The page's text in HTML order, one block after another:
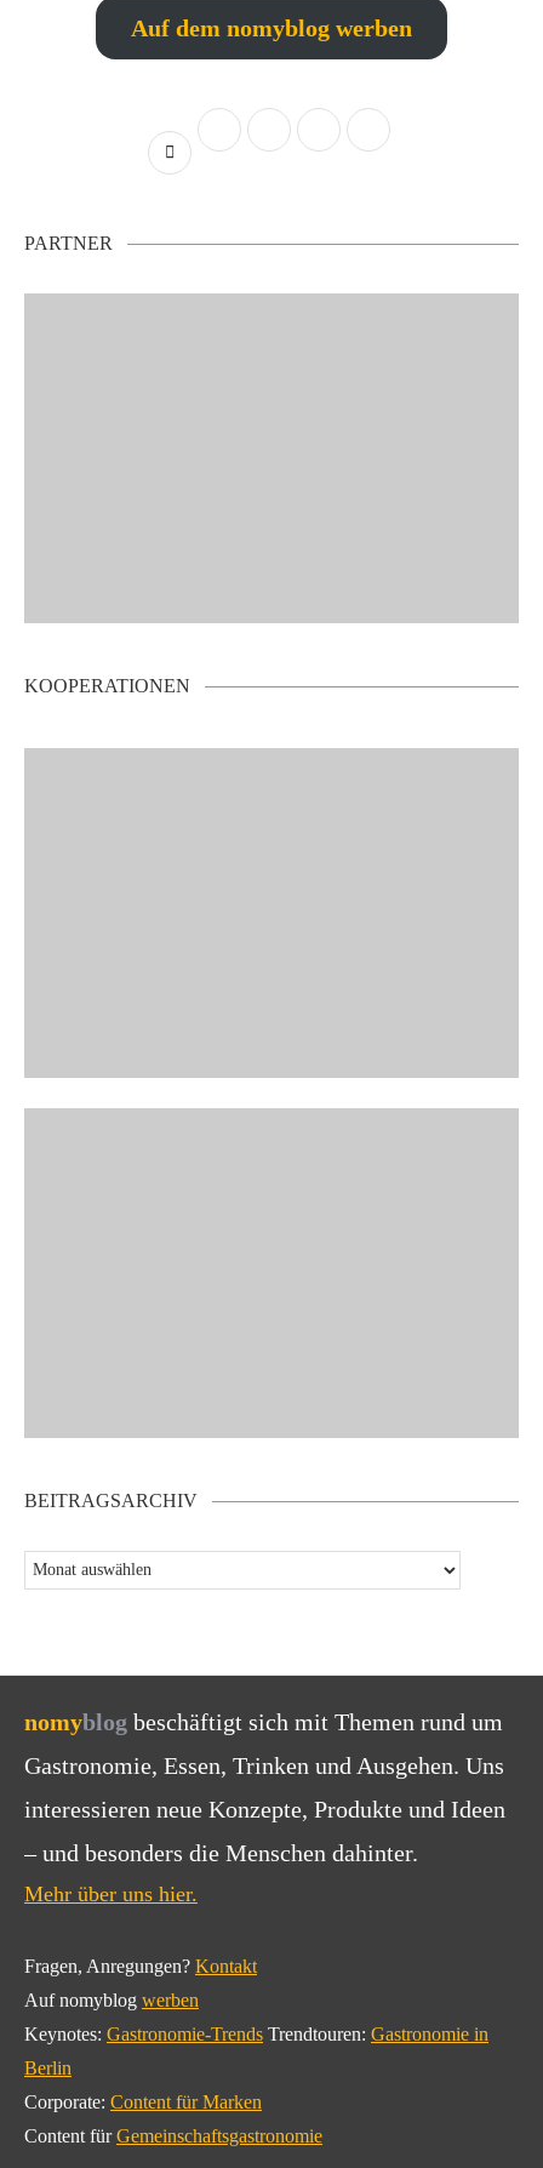
Auf dem nomyblog werben
PARTNER
KOOPERATIONEN
BEITRAGSARCHIV
nomyblog beschäftigt sich mit Themen rund um
Gastronomie, Essen, Trinken und Ausgehen. Uns
interessieren neue Konzepte, Produkte und Ideen
– und besonders die Menschen dahinter.
Mehr über uns hier.
Fragen, Anregungen? Kontakt
Auf nomyblog werben
Keynotes: Gastronomie-Trends Trendtouren: Gastronomie in
Berlin
Corporate: Content für Marken
Content fürGemeinschaftsgastronomie